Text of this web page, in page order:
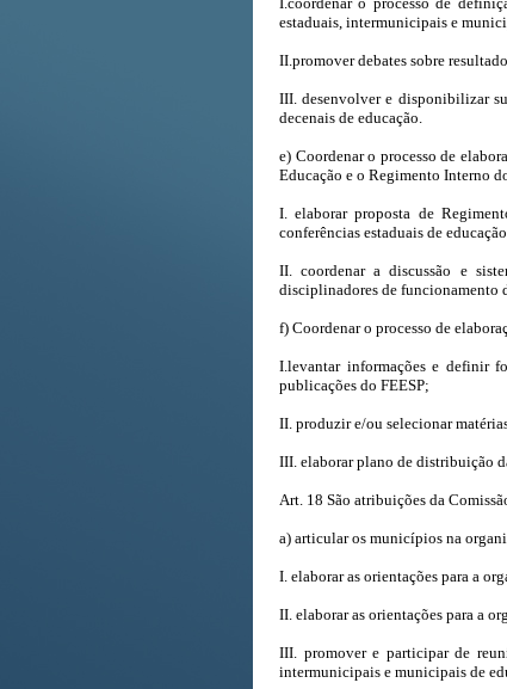
estaduais, intermunicipais e
II.promover debates sobre
III. desenvolver e disponibilizar
decenais de educação.
e) Coordenar o processo de
Educação e o Regimento Interno
I. elaborar proposta de
conferências estaduais de
II. coordenar a discussão e
disciplinadores de funcionamento
f) Coordenar o processo de
I.levantar informações e definir
publicações do FEESP;
II. produzir e/ou selecionar
III. elaborar plano de distribuição
Art. 18 São atribuições da
a) articular os municípios na
I. elaborar as orientações para a
II. elaborar as orientações para a
III. promover e participar de
intermunicipais e municipais de